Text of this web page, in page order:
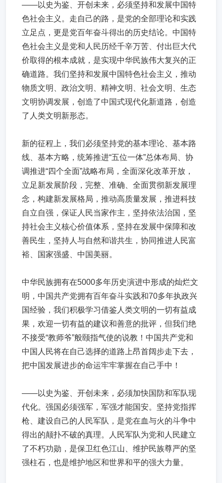
——以史为鉴、开创未来，必须坚持和发展中国特
色社会主义。走自己的路，是党的全部理论和实践
立足点，更是党百年奋斗得出的历史结论。中国特
色社会主义是党和人民历经千辛万苦、付出巨大代
价取得的根本成就，是实现中华民族伟大复兴的正
确道路。我们坚持和发展中国特色社会主义，推动
物质文明、政治文明、精神文明、社会文明、生态
文明协调发展，创造了中国式现代化新道路，创造
了人类文明新形态。
新的征程上，我们必须坚持党的基本理论、基本路
线、基本方略，统筹推进“五位一体”总体布局、协
调推进“四个全面”战略布局，全面深化改革开放，
立足新发展阶段，完整、准确、全面贯彻新发展理
念，构建新发展格局，推动高质量发展，推进科技
自立自强，保证人民当家作主，坚持依法治国，坚
持社会主义核心价值体系，坚持在发展中保障和改
善民生，坚持人与自然和谐共生，协同推进人民富
裕、国家强盛、中国美丽。
中华民族拥有在5000多年历史演进中形成的灿烂文
明，中国共产党拥有百年奋斗实践和70多年执政兴
国经验，我们积极学习借鉴人类文明的一切有益成
果，欢迎一切有益的建议和善意的批评，但我们绝
不接受“教师爷”般颐指气使的说教！中国共产党和
中国人民将在自己选择的道路上昂首阔步走下去，
把中国发展进步的命运牢牢掌握在自己手中！
——以史为鉴、开创未来，必须加快国防和军队现
代化。强国必须强军，军强才能国安。坚持党指挥
枪、建设自己的人民军队，是党在血与火的斗争中
得出的颠扑不破的真理。人民军队为党和人民建立
了不朽功勋，是保卫红色江山、维护民族尊严的坚
强柱石，也是维护地区和世界和平的强大力量。